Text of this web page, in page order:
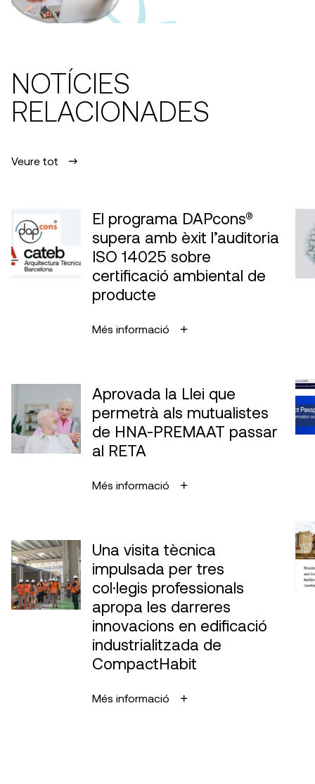
NOTÍCIES
RELACIONADES
Veure tot
El programa DAPcons®
supera amb èxit l’auditoria
ISO 14025 sobre
certificació ambiental de
producte
Més informació
Aprovada la Llei que
permetrà als mutualistes
de HNA-PREMAAT passar
al RETA
Més informació
Una visita tècnica
impulsada per tres
col·legis professionals
apropa les darreres
innovacions en edificació
industrialitzada de
CompactHabit
Més informació